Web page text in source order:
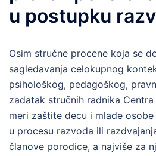
u postupku
Osim stručne procene koja se
sagledavanja celokupnog
psihološkog, pedagoškog,
zadatak stručnih radnika
meri zaštite decu i mlade
u procesu razvoda ili
članove porodice, a najviše za